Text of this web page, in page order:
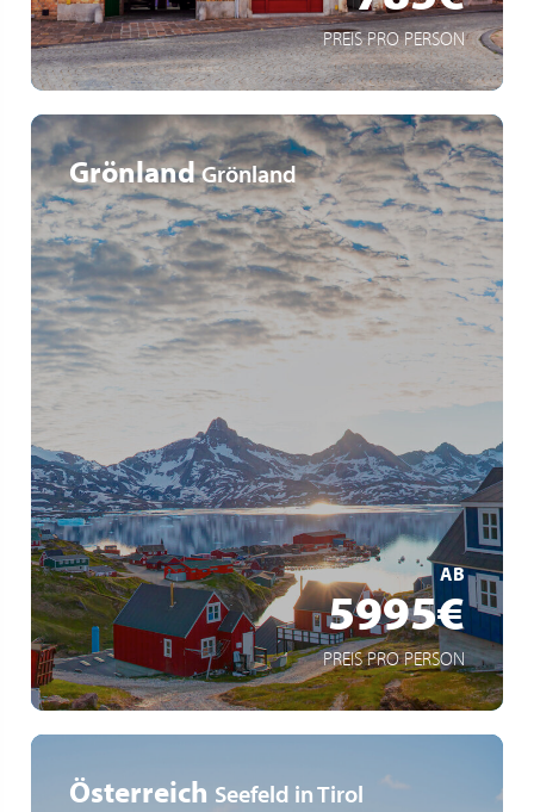
PREIS PRO PERSON
Grönland Grönland
AB
5995€
PREIS PRO PERSON
10 Tage arktisches Abenteuer
Mythos: Diskobucht (Grönland)
Abstecher nach Irland & Island
MEHR ERFAHREN
Österreich Seefeld in Tirol